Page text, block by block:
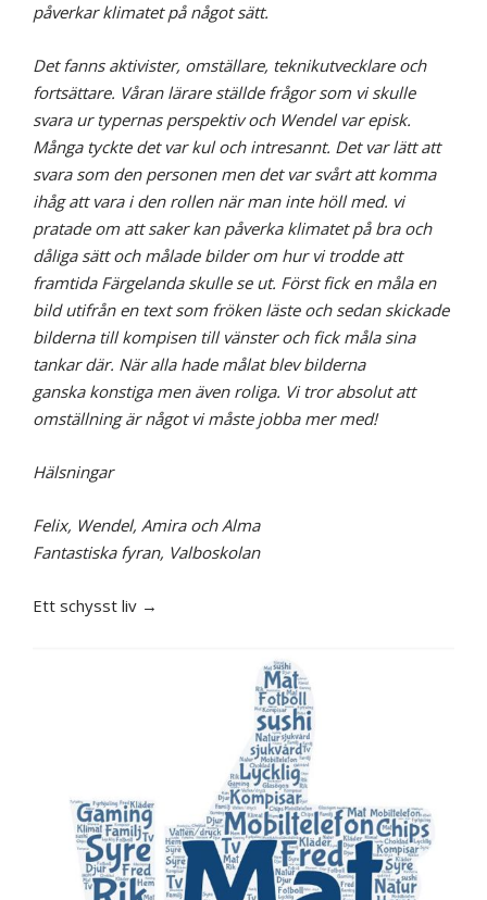
påverkar klimatet på något sätt.
Det fanns aktivister, omställare, teknikutvecklare och
fortsättare. Våran lärare ställde frågorsom vi skulle
svara ur typernas perspektiv och Wendel var episk.
Många tyckte det var kuloch intresannt. Det var lätt att
svara som den personen men det var svårt att komma
ihåg att vara i den rollen när man inte höll med. vi
pratade om att saker kan påverka klimatet på bra och
dåliga sätt och målade bilder om hur vi trodde att
framtida Färgelanda skulle se ut. Förstfick en måla en
bild utifrån en text som fröken läste och sedan skickade
bilderna tillkompisen till vänster och fick måla sina
tankar där. När alla hade målat blev bilderna
ganska konstiga men även roliga. Vi tror absolut att
omställning är något vi måste jobba mer med!
Hälsningar
Felix, Wendel, Amira och Alma
Fantastiska fyran, Valboskolan
Ett schysst liv →